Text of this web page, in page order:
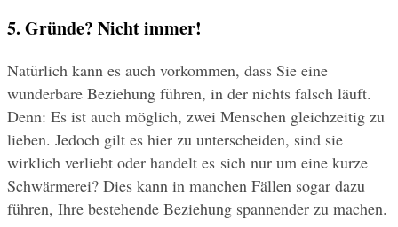
5. Gründe? Nicht immer!
Natürlich kann es auch vorkommen, dass Sie eine
wunderbare Beziehung führen, in der nichts falsch läuft.
Denn: Es ist auch möglich, zwei Menschen gleichzeitig zu
lieben. Jedoch gilt es hier zu unterscheiden, sind sie
wirklich verliebt oder handelt es sich nur um eine kurze
Schwärmerei? Dies kann in manchen Fällen sogar dazu
führen, Ihre bestehende Beziehung spannender zu machen.